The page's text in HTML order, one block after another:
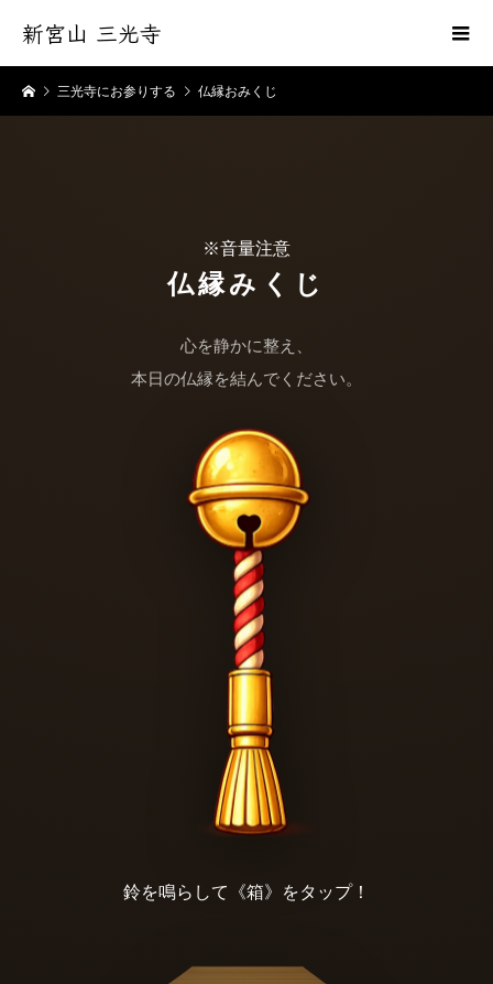
新宮山 三光寺
三光寺にお参りする 仏縁おみくじ
※音量注意
仏縁みくじ
心を静かに整え、
本日の仏縁を結んでください。
鈴を鳴らして《箱》をタップ！